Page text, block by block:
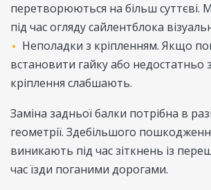
перетворюються на більш суттєві.
під час огляду сайлентблока
Неполадки з кріпленням. Якщо
встановити гайку або недостатньо
кріплення слабшають.
Заміна задньої балки потрібна в
геометрії. Здебільшого
виникають під час зіткнень із
час їзди поганими дорогами.